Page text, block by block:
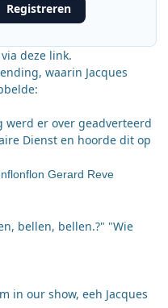
Registreren
deze link.
waarin Jacques
werd er over geadverteerd
Dienst en hoorde dit op
Gerard Reve
bellen, bellen.?" "Wie
in our show, eeh Jacques